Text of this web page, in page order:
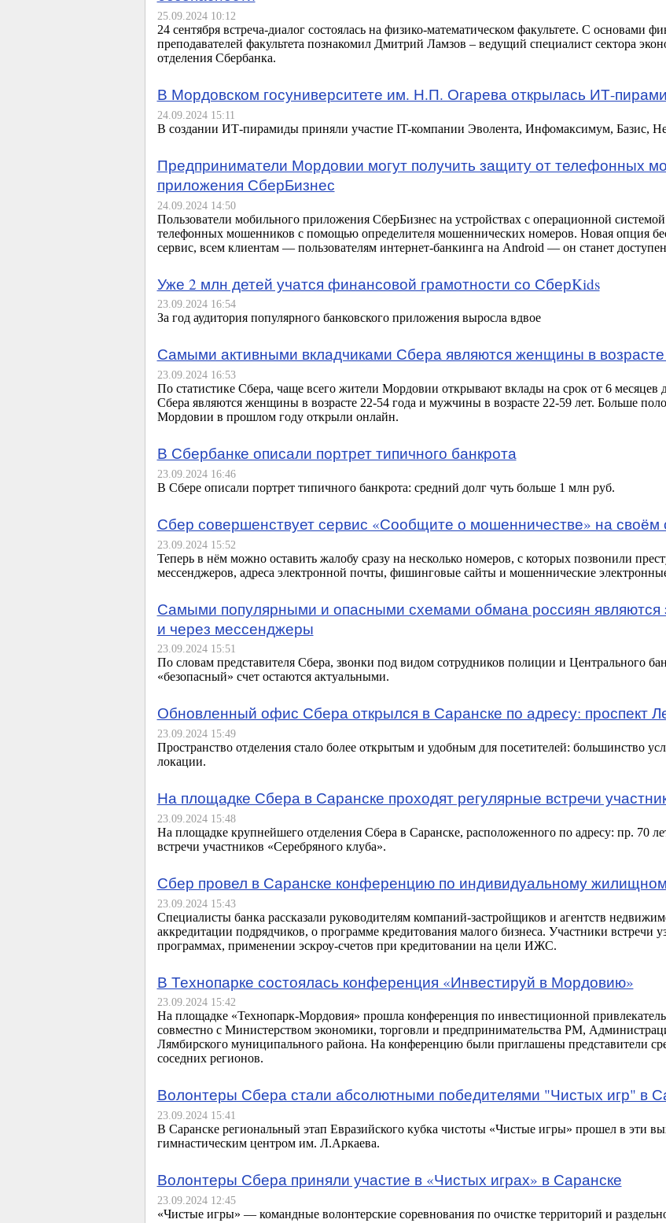
25.09.2024 10:12
24 сентября встреча-диалог состоялась на физико-математическом факультете. С основами
преподавателей факультета познакомил Дмитрий Ламзов – ведущий специалист сектора
отделения Сбербанка.
В Мордовском госуниверситете им. Н.П. Огарева открылась ИТ-
24.09.2024 15:11
В создании ИТ-пирамиды приняли участие IT-компании Эволента, Инфомаксимум, Базис,
Предприниматели Мордовии могут получить защиту от телефонных
приложения СберБизнес
24.09.2024 14:50
Пользователи мобильного приложения СберБизнес на устройствах с операционной
телефонных мошенников с помощью определителя мошеннических номеров. Новая опция
сервис, всем клиентам — пользователям интернет-банкинга на Android — он станет
Уже 2 млн детей учатся финансовой грамотности со СберKids
23.09.2024 16:54
За год аудитория популярного банковского приложения выросла вдвое
Самыми активными вкладчиками Сбера являются женщины в возрасте
23.09.2024 16:53
По статистике Сбера, чаще всего жители Мордовии открывают вклады на срок от 6
Сбера являются женщины в возрасте 22-54 года и мужчины в возрасте 22-59 лет. Больше
Мордовии в прошлом году открыли онлайн.
В Сбербанке описали портрет типичного банкрота
23.09.2024 16:46
В Сбере описали портрет типичного банкрота: средний долг чуть больше 1 млн руб.
Сбер совершенствует сервис «Сообщите о мошенничестве» на своём
23.09.2024 15:52
Теперь в нём можно оставить жалобу сразу на несколько номеров, с которых позвонили
мессенджеров, адреса электронной почты, фишинговые сайты и мошеннические
Самыми популярными и опасными схемами обмана россиян являются
и через мессенджеры
23.09.2024 15:51
По словам представителя Сбера, звонки под видом сотрудников полиции и Центрального
«безопасный» счет остаются актуальными.
Обновленный офис Сбера открылся в Саранске по адресу: проспект
23.09.2024 15:49
Пространство отделения стало более открытым и удобным для посетителей: большинство
локации.
На площадке Сбера в Саранске проходят регулярные встречи
23.09.2024 15:48
На площадке крупнейшего отделения Сбера в Саранске, расположенного по адресу: пр. 70
встречи участников «Серебряного клуба».
Сбер провел в Саранске конференцию по индивидуальному
23.09.2024 15:43
Специалисты банка рассказали руководителям компаний-застройщиков и агентств
аккредитации подрядчиков, о программе кредитования малого бизнеса. Участники встречи
программах, применении эскроу-счетов при кредитовании на цели ИЖС.
В Технопарке состоялась конференция «Инвестируй в Мордовию»
23.09.2024 15:42
На площадке «Технопарк-Мордовия» прошла конференция по инвестиционной
совместно с Министерством экономики, торговли и предпринимательства РМ,
Лямбирского муниципального района. На конференцию были приглашены представители
соседних регионов.
Волонтеры Сбера стали абсолютными победителями "Чистых игр" в
23.09.2024 15:41
В Саранске региональный этап Евразийского кубка чистоты «Чистые игры» прошел в эти
гимнастическим центром им. Л.Аркаева.
Волонтеры Сбера приняли участие в «Чистых играх» в Саранске
23.09.2024 12:45
«Чистые игры» — командные волонтерские соревнования по очистке территорий и